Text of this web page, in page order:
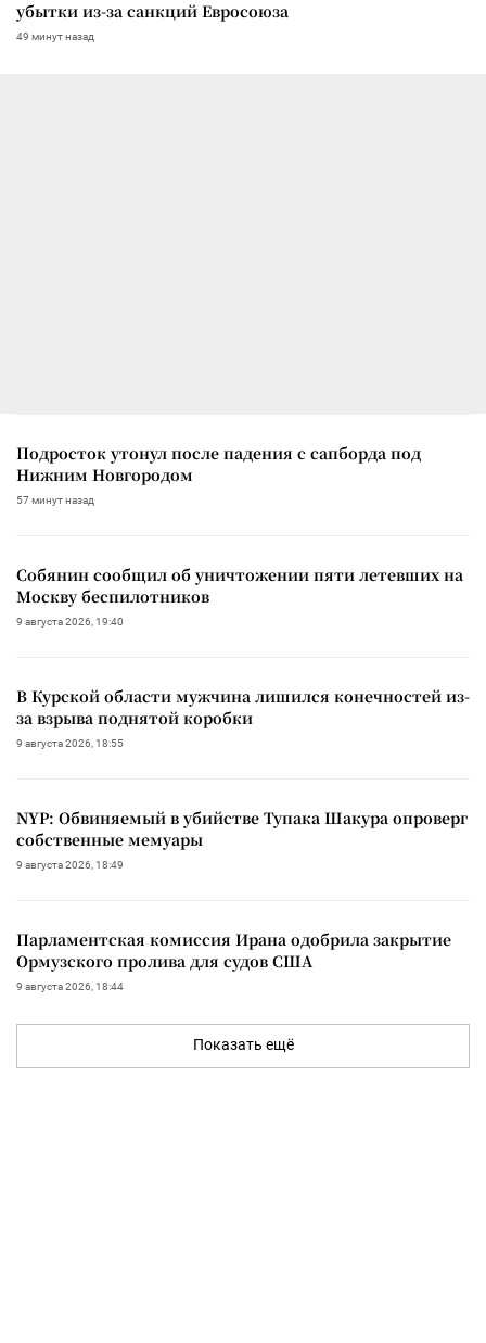
убытки из-за санкций Евросоюза
49 минут назад
Подросток утонул после падения с сапборда под
Нижним Новгородом
57 минут назад
Собянин сообщил об уничтожении пяти летевших на
Москву беспилотников
9 августа 2026, 19:40
В Курской области мужчина лишился конечностей из-
за взрыва поднятой коробки
9 августа 2026, 18:55
NYP: Обвиняемый в убийстве Тупака Шакура опроверг
собственные мемуары
9 августа 2026, 18:49
Парламентская комиссия Ирана одобрила закрытие
Ормузского пролива для судов США
9 августа 2026, 18:44
Показать ещё